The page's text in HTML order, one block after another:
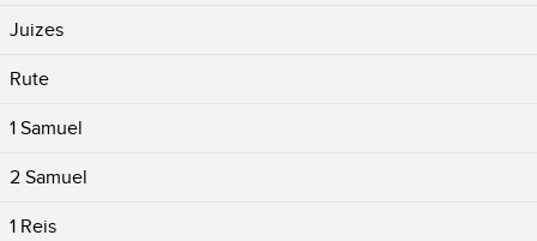
Juizes
Rute
1 Samuel
2 Samuel
1 Reis